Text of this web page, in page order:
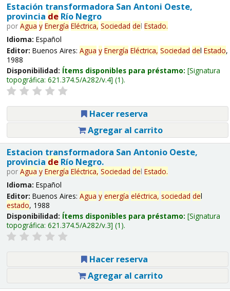
Estación transformadora San Antoni Oeste,
provincia deRío Negro
por Agua y Energía Eléctrica, Sociedad del Estado.
Idioma: Español
Editor: Buenos Aires: Agua y Energía Eléctrica, Sociedad del Estado,
1988
Disponibilidad: Ítems disponibles para préstamo: Signatura
topográfica: 621.374.5/A282/v.4 (1).
Hacer reserva
Agregar al carrito
Estacion transformadora San Antonio Oeste,
provincia deRío Negro.
por Agua y Energía Eléctrica, Sociedad del Estado.
Idioma: Español
Editor: Buenos Aires: Agua y energía eléctrica, sociedad del
estado, 1988
Disponibilidad: Ítems disponibles para préstamo: Signatura
topográfica: 621.374.5/A282/v.3 (1).
Hacer reserva
Agregar al carrito